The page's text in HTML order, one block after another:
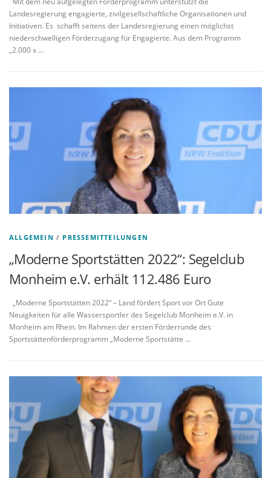
Landesregierung engagierte, zivilgesellschaftliche Organisationen und
Initiativen. Es schafft seitens der Landesregierung einen möglichst
niederschwelligen Förderzugang für Engagierte. Aus dem Programm
„2.000 x …
ALLGEMEIN / PRESSEMITTEILUNGEN
„Moderne Sportstätten 2022“: Segelclub
Monheim e.V. erhält 112.486 Euro
„Moderne Sportstätten 2022“ – Land fördert Sport vor Ort Gute
Neuigkeiten für alle Wassersportler des Segelclub Monheim e.V. in
Monheim am Rhein. Im Rahmen der ersten Förderrunde des
Sportstättenförderprogramm „Moderne Sportstätte …